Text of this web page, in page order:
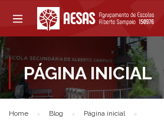
PÁGINA INICIAL
Home Blog
Página inicial